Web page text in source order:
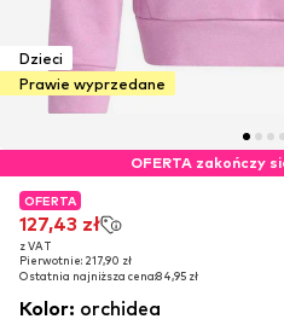
Dzieci
Prawie wyprzedane
OFERTA zakończy
OFERTA
127,43 zł
z VAT
Pierwotnie: 217,90 zł
Ostatnia najniższa cena:84,95 zł
OFERTA
127,43 zł
z VAT
Pierwotnie: 217,90 zł
Ostatnia najniższa cena:84,95 zł
Kolor: orchidea